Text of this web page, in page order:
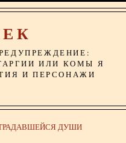
ИЛИ КОМЫ Я
И ПЕРСОНАЖИ
ДУШИ